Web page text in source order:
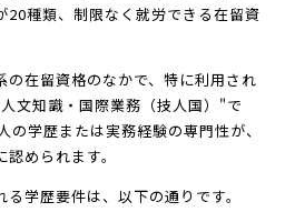
20種類、制限なく就労できる在留資
の在留資格のなかで、特に利用され
文知識・国際業務（技人国）"で
の学歴または実務経験の専門性が、
められます。
学歴要件は、以下の通りです。